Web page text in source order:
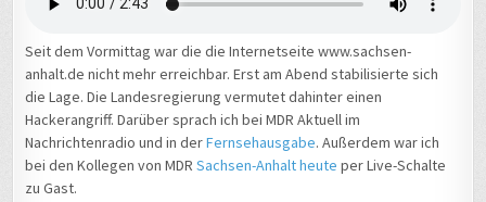
Seit dem Vormittag war die die Internetseite www.sachsen-
anhalt.de nicht mehr erreichbar. Erst am Abend stabilisierte sich
die Lage. Die Landesregierung vermutet dahinter einen
Hackerangriff. Darüber sprach ich bei MDR Aktuell im
Nachrichtenradio und in derFernsehausgabe. Außerdem war ich
bei den Kollegen von MDRSachsen-Anhalt heute per Live-Schalte
zu Gast.